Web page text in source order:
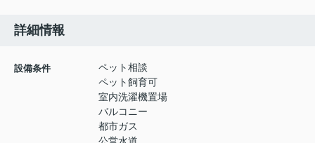
詳細情報
設備条件
ペット相談
ペット飼育可
室内洗濯機置場
バルコニー
都市ガス